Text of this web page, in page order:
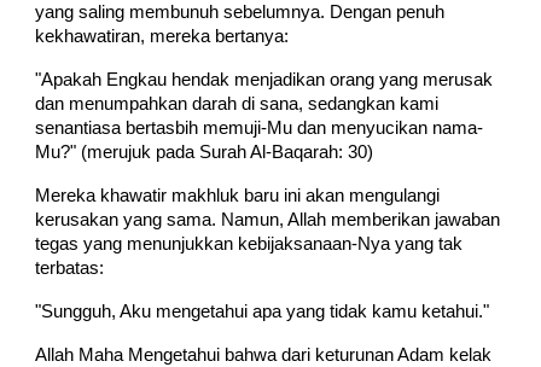
yang saling membunuh sebelumnya. Dengan penuh
kekhawatiran, mereka bertanya:
"Apakah Engkau hendak menjadikan orang yang merusak
dan menumpahkan darah di sana, sedangkan kami
senantiasa bertasbih memuji-Mu dan menyucikan nama-
Mu?" (merujuk pada Surah Al-Baqarah: 30)
Mereka khawatir makhluk baru ini akan mengulangi
kerusakan yang sama. Namun, Allah memberikan jawaban
tegas yang menunjukkan kebijaksanaan-Nya yang tak
terbatas:
"Sungguh, Aku mengetahui apa yang tidak kamu ketahui."
Allah Maha Mengetahui bahwa dari keturunan Adam kelak